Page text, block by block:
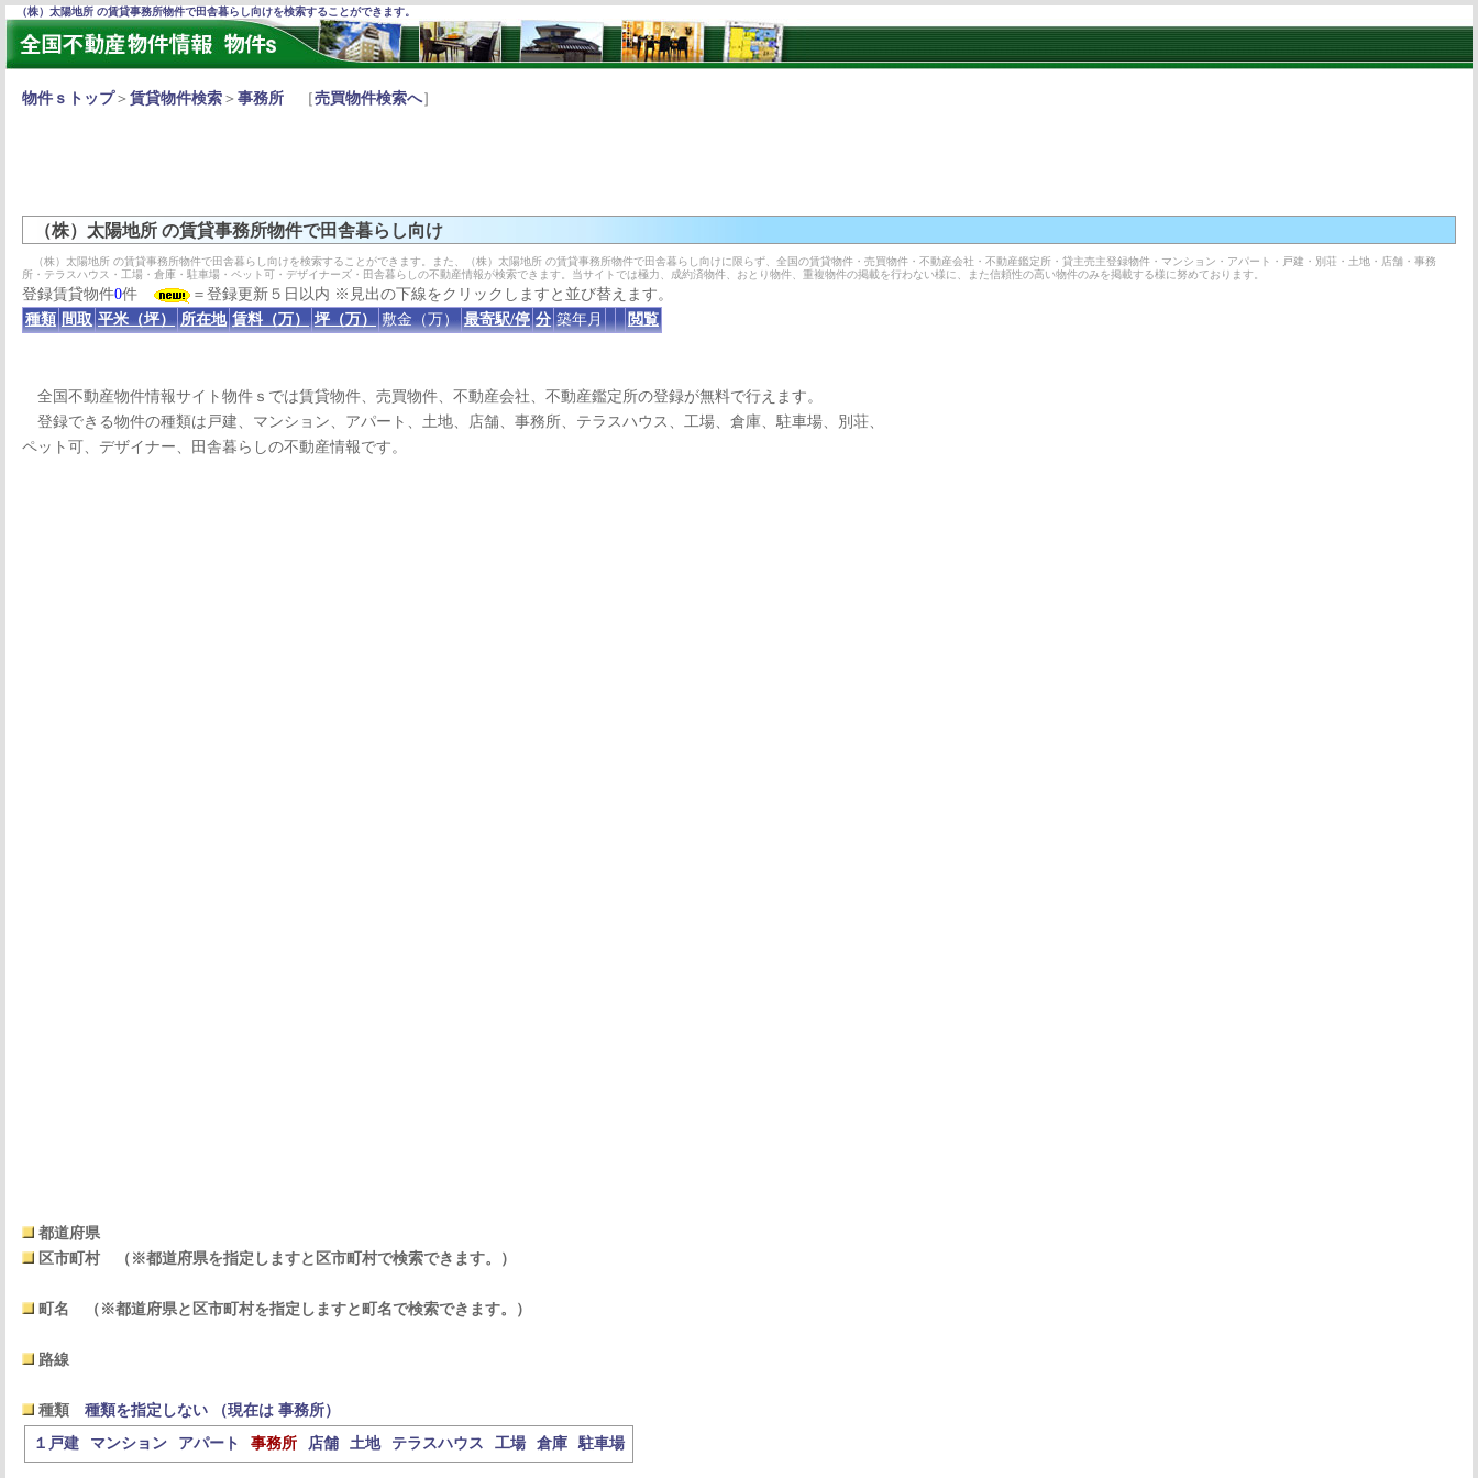
（株）太陽地所 の賃貸事務所物件で田舎暮らし向けを検索することができます。
物件ｓトップ＞ 賃貸物件検索 ＞ 事務所 ［売買物件検索へ］
（株）太陽地所 の賃貸事務所物件で田舎暮らし向け
（株）太陽地所 の賃貸事務所物件で田舎暮らし向けを検索することができます。また、（株）太陽地所 の賃貸事務所物件で田舎暮らし向けに限らず、全国の賃貸物件・売買物件・不動産会社・不動産鑑定所・貸主売主登録物件・マンション・アパート・戸建・別荘・土地・店舗・事務
所・テラスハウス・工場・倉庫・駐車場・ペット可・デザイナーズ・田舎暮らしの不動産情報が検索できます。当サイトでは極力、成約済物件、おとり物件、重複物件の掲載を行わない様に、また信頼性の高い物件のみを掲載する様に努めております。
登録賃貸物件0件
＝登録更新５日以内 ※見出の下線をクリックしますと並び替えます。
種類 間取 平米（坪） 所在地 賃料（万） 坪（万） 敷金（万） 最寄駅/停 分 築年月 閲覧
全国不動産物件情報サイト物件ｓでは賃貸物件、売買物件、不動産会社、不動産鑑定所の登録が無料で行えます。
登録できる物件の種類は戸建、マンション、アパート、土地、店舗、事務所、テラスハウス、工場、倉庫、駐車場、別荘、
ペット可、デザイナー、田舎暮らしの不動産情報です。
都道府県
区市町村
（※都道府県を指定しますと区市町村で検索できます。）
町名 （※都道府県と区市町村を指定しますと町名で検索できます。）
路線
種類
種類を指定しない （現在は 事務所）
１戸建
マンション アパート 事務所 店舗 土地 テラスハウス 工場 倉庫 駐車場